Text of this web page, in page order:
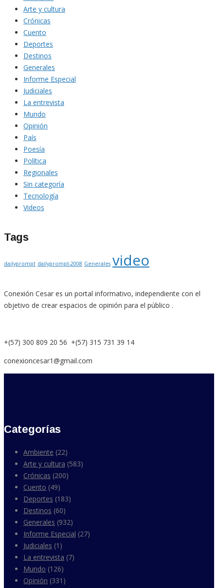
Arte y cultura
Crónicas
Cuento
Deportes
Destinos
Generales
Informe Especial
Judiciales
La entrevista
Mundo
Opinión
País
Poesía
Política
Regionales
Sin categoría
Tecnología
Videos
Tags
dailyprompt dailyprompt-2008 Generales video
Conexión Cesar es un portal informativo, independiente con el
objetivo de crear espacios de opinión para el público .
+(57) 300 809 20 56 +(57) 315 731 39 14
conexioncesar1@gmail.com
Categorías
Ambiente (22)
Arte y cultura (583)
Crónicas (200)
Cuento (49)
Deportes (183)
Destinos (60)
Generales (932)
Informe Especial (27)
Judiciales (1)
La entrevista (7)
Mundo (126)
Opinión (331)